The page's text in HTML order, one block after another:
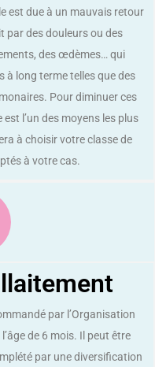
est due à un mauvais retour
par des douleurs ou des
des œdèmes… qui
à long terme telles que des
Pour diminuer ces
l’un des moyens les plus
à choisir votre classe de
à votre cas.
par l’Organisation
de 6 mois. Il peut être
par une diversification